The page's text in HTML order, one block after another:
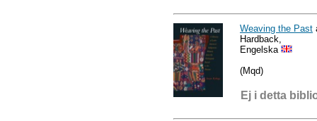
Weaving the Past
Hardback,
Engelska
(Mqd)
Ej i detta